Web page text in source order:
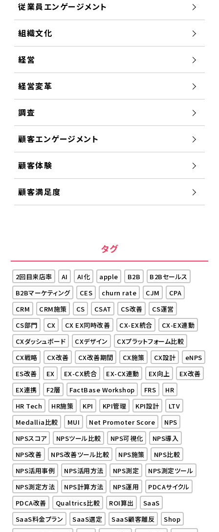
従業員エンゲージメント
組織文化
経営
経営変革
調査
顧客エンゲージメント
顧客体験
顧客満足度
タグ
2回目来店率 AI AI化 apple B2B
B2Bセールス
B2Bマーケティング
CES churn rate CJM
CPA
CRM
CRM施策 CS CSAT CS改善
CS運営
CS部門
CX CX EX同時改善 CX-EX統合
CX-EX連動
CXダッシュボード
CXデザイン
CXプラットフォーム比較
CX戦略
CX改善 CX改善期間 CX施策 CX設計
eNPS
ES改善
EX EX-CX統合 EX-CX連動 EX向上
EX改善
EX連携
F2層 FactBase Workshop FRS
HR
HR Tech
HR施策 KPI KPI管理 KPI設計
LTV
Medallia比較
MUI Net Promoter Score
NPS
NPSスコア
NPSツール比較 NPS可視化
NPS導入
NPS改善
NPS改善ツール比較 NPS施策
NPS比較
NPS活用事例
NPS活用方法 NPS測定
NPS測定ツール
NPS測定方法
NPS計算方法 NPS運用
PDCAサイクル
PDCA改善
Qualtrics比較 ROI算出
SaaS
SaaS料金プラン
SaaS選定 SaaS顧客離反
Shop